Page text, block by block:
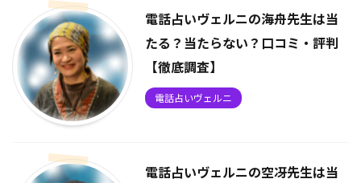
電話占いヴェルニの海舟先生は当
たる？当たらない？口コミ・評判
【徹底調査】
電話占いヴェルニ
電話占いヴェルニの空冴先生は当